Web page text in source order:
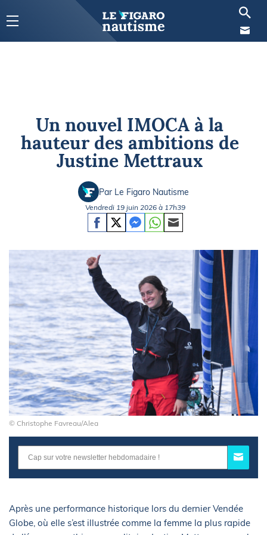
Un nouvel IMOCA à la
hauteur des ambitions de
Justine Mettraux
Par Le Figaro Nautisme
Vendredi 19 juin 2026 à 17h39
© Christophe Favreau/Alea
Après une performance historique lors du dernier Vendée
Globe, où elle s’est illustrée comme la femme la plus rapide